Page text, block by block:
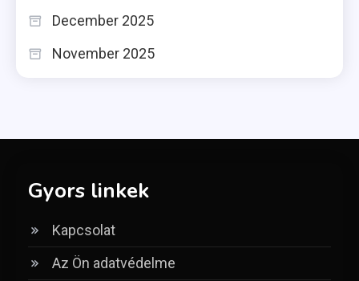
December 2025
November 2025
Gyors linkek
Kapcsolat
Az Ön adatvédelme